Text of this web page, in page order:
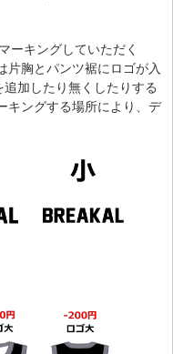
ーキングしていただく
片胸とパンツ裾にロゴが入
加したり無くしたりする
キングする場所により、デ